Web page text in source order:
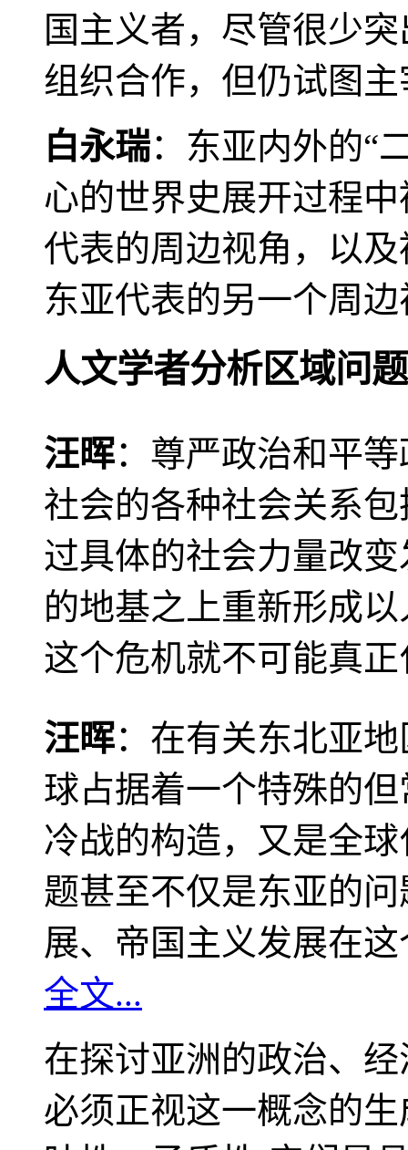
国主义者，尽管很少
组织合作，但仍试图
白永瑞：东亚内外的“
心的世界史展开过程
代表的周边视角，以
东亚代表的另一个周
人文学者分析区域问题
汪晖：尊严政治和平
社会的各种社会关系
过具体的社会力量改
的地基之上重新形成
这个危机就不可能真
汪晖：在有关东北亚
球占据着一个特殊的
冷战的构造，又是全
题甚至不仅是东亚的
展、帝国主义发展在
全文...
在探讨亚洲的政治、
必须正视这一概念的